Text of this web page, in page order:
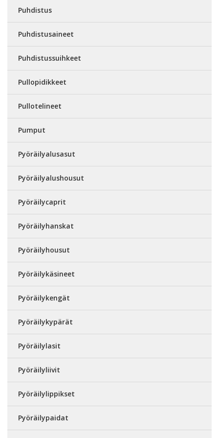
Puhdistus
Puhdistusaineet
Puhdistussuihkeet
Pullopidikkeet
Pullotelineet
Pumput
Pyöräilyalusasut
Pyöräilyalushousut
Pyöräilycaprit
Pyöräilyhanskat
Pyöräilyhousut
Pyöräilykäsineet
Pyöräilykengät
Pyöräilykypärät
Pyöräilylasit
Pyöräilyliivit
Pyöräilylippikset
Pyöräilypaidat